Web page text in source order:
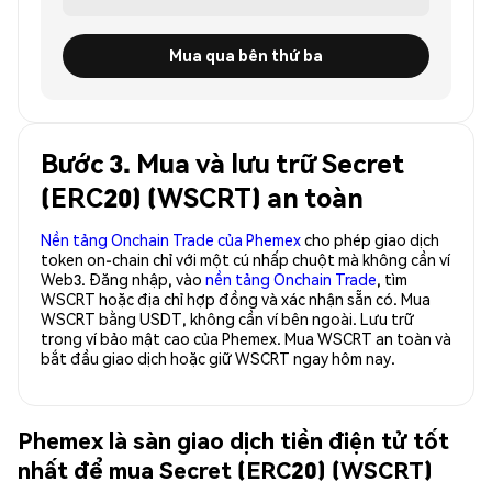
Mua qua bên thứ ba
Bước 3. Mua và lưu trữ Secret
(ERC20) (WSCRT) an toàn
Nền tảng Onchain Trade của Phemexcho phép giao dịch
token on-chain chỉ với một cú nhấp chuột mà không cần ví
Web3. Đăng nhập, vào nền tảng Onchain Trade, tìm
WSCRT hoặc địa chỉ hợp đồng và xác nhận sẵn có. Mua
WSCRT bằng USDT, không cần ví bên ngoài. Lưu trữ
trong ví bảo mật cao của Phemex. Mua WSCRT an toàn và
bắt đầu giao dịch hoặc giữ WSCRT ngay hôm nay.
Phemex là sàn giao dịch tiền điện tử tốt
nhất để mua Secret (ERC20) (WSCRT)